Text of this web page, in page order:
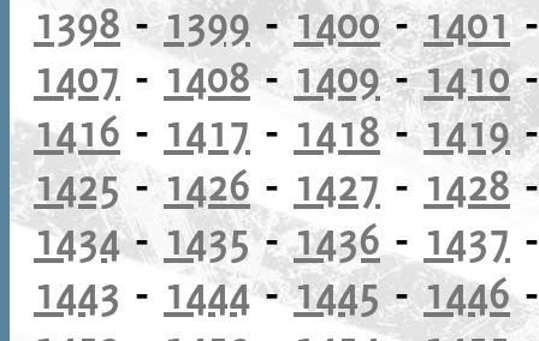
1398 -1399 -1400-1401
1407 - 1408-1409-1410
1416 - 1417 - 1418-1419
1425- 1426 - 1427 - 1428
1434- 1435-1436 - 1437
1443 - 1444-1445- 1446